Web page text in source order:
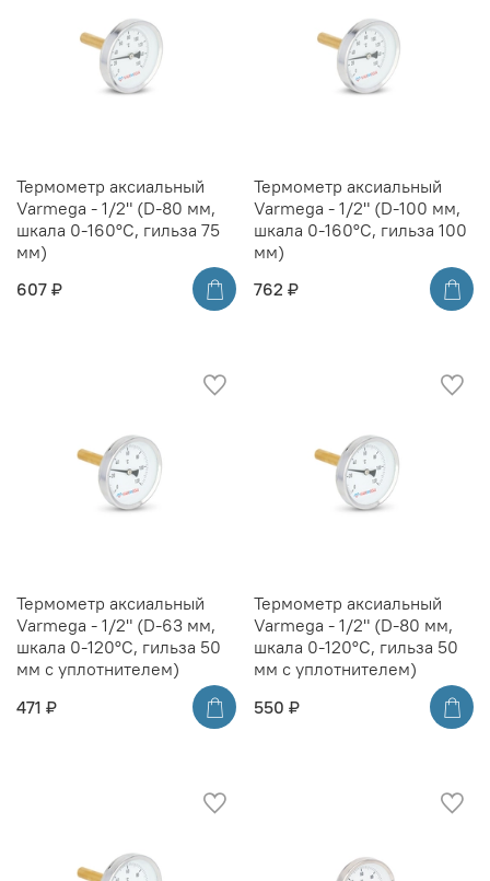
Термометр аксиальный
Varmega - 1/2" (D-80 мм,
шкала 0-160°C, гильза 75
мм)
607 ₽
Термометр аксиальный
Varmega - 1/2" (D-100 мм,
шкала 0-160°C, гильза 100
мм)
762 ₽
Термометр аксиальный
Varmega - 1/2" (D-63 мм,
шкала 0-120°C, гильза 50
мм с уплотнителем)
471 ₽
Термометр аксиальный
Varmega - 1/2" (D-80 мм,
шкала 0-120°C, гильза 50
мм с уплотнителем)
550 ₽